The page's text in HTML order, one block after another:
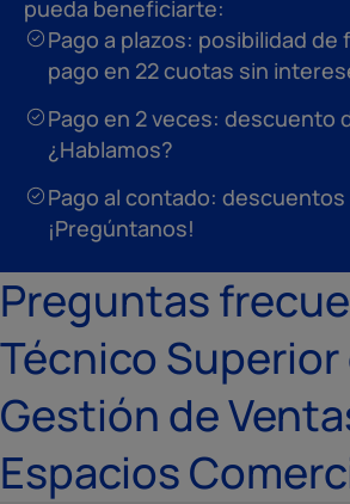
pueda beneficiarte:
Pago a plazos: posibilidad de
pago en 22 cuotas sin
Pago en 2 veces: descuento
¿Hablamos?
Pago al contado:
¡Pregúntanos!
Preguntas
Técnico Superior
Gestión de
Espacios